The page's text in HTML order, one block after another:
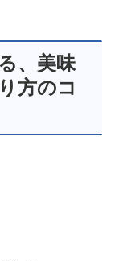
、美味
方のコ